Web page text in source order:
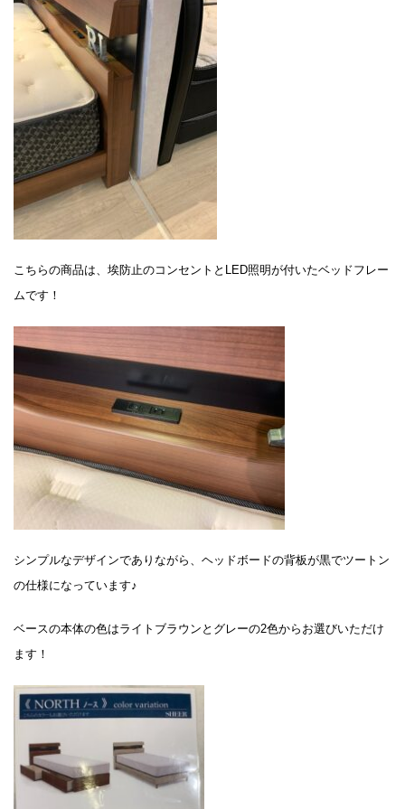
こちらの商品は、埃防止のコンセントとLED照明が付いたベッドフレー
ムです！
シンプルなデザインでありながら、ヘッドボードの背板が黒でツートン
の仕様になっています♪
ベースの本体の色はライトブラウンとグレーの2色からお選びいただけ
ます！